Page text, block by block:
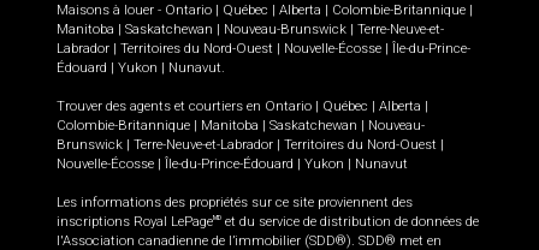
Maisons à louer - Ontario | Québec | Alberta | Colombie-Britannique |
Manitoba | Saskatchewan | Nouveau-Brunswick | Terre-Neuve-et-
Labrador | Territoires du Nord-Ouest | Nouvelle-Écosse | Île-du-Prince-
Édouard | Yukon | Nunavut.
Trouver des agents et courtiers en Ontario | Québec | Alberta |
Colombie-Britannique | Manitoba | Saskatchewan | Nouveau-
Brunswick | Terre-Neuve-et-Labrador | Territoires du Nord-Ouest |
Nouvelle-Écosse | Île-du-Prince-Édouard | Yukon | Nunavut
Les informations des propriétés sur ce site proviennent des
inscriptions Royal LePageMD et du service de distribution de données de
l'Association canadienne de l’immobilier (SDD®). SDD® met en